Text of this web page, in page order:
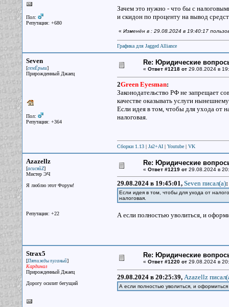
Пол:
Репутация: +680
Зачем это нужно - что бы с
и скидон по проценту на вывод
« Изменён в : 29.08.2024 в 19:40:17
Графика для Jagged Alliance
Seven
[семЁрыш]
Прирожденный Джаец
Пол:
Репутация: +364
Re: Юридические
« Ответ #1218 от29.08.2024 в
2Green Eyesman:
Законодательство РФ не запрещает
качестве оказывать услуги
Если идея в том, чтобы для ухода от
налоговая.
Сборки 1.13| Ja2+AI| Youtube| VK
Azazellz
[асисяйZ]
Мистер ЭЧ
Я люблю этот Форум!
Репутация: +22
Re: Юридические
« Ответ #1219 от29.08.2024 в
29.08.2024 в 19:45:01, Seven писал(a):
Если идея в том, чтобы для ухода от
налоговая.
А если полностью уволиться, и
Strax5
[Пятижды пуганый]
Кардинал
Прирожденный Джаец
Дорогу осилит бегущий
Re: Юридические
« Ответ #1220 от29.08.2024 в
29.08.2024 в 20:25:39, Azazellz
А если полностью уволиться, и